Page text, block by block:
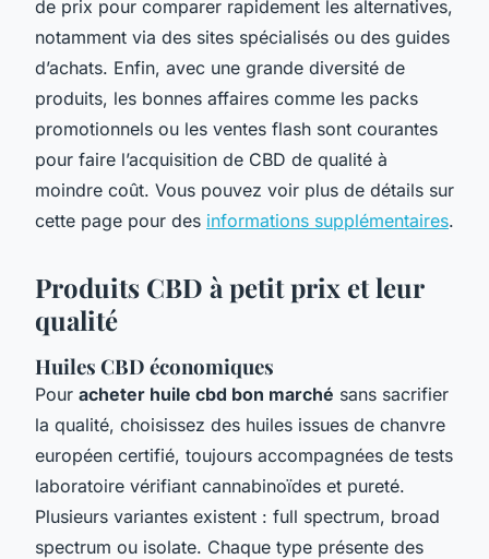
de prix pour comparer rapidement les alternatives,
notamment via des sites spécialisés ou des guides
d’achats. Enfin, avec une grande diversité de
produits, les bonnes affaires comme les packs
promotionnels ou les ventes flash sont courantes
pour faire l’acquisition de CBD de qualité à
moindre coût. Vous pouvez voir plus de détails sur
cette page pour des informations supplémentaires.
Produits CBD à petit prix et leur
qualité
Huiles CBD économiques
Pour acheter huile cbd bon marché sans sacrifier
la qualité, choisissez des huiles issues de chanvre
européen certifié, toujours accompagnées de tests
laboratoire vérifiant cannabinoïdes et pureté.
Plusieurs variantes existent : full spectrum, broad
spectrum ou isolate. Chaque type présente des